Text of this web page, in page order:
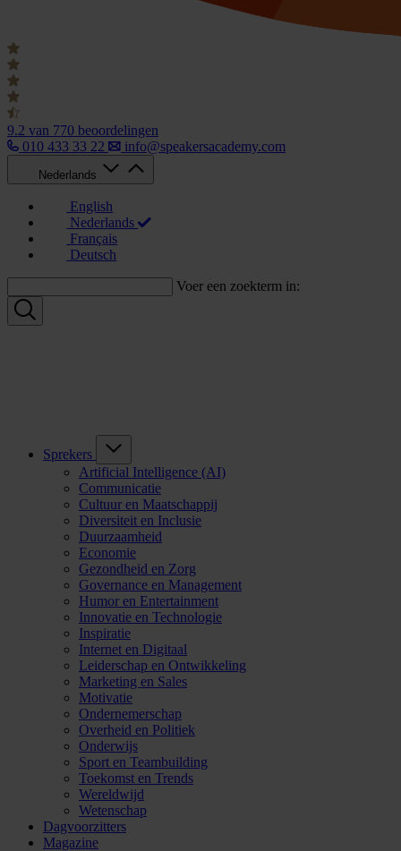
9.2 van 770 beoordelingen
010 433 33 22
info@speakersacademy.com
Nederlands
English
Nederlands
Français
Deutsch
Voer een zoekterm in:
Sprekers
Artificial Intelligence (AI)
Communicatie
Cultuur en Maatschappij
Diversiteit en Inclusie
Duurzaamheid
Economie
Gezondheid en Zorg
Governance en Management
Humor en Entertainment
Innovatie en Technologie
Inspiratie
Internet en Digitaal
Leiderschap en Ontwikkeling
Marketing en Sales
Motivatie
Ondernemerschap
Overheid en Politiek
Onderwijs
Sport en Teambuilding
Toekomst en Trends
Wereldwijd
Wetenschap
Dagvoorzitters
Magazine